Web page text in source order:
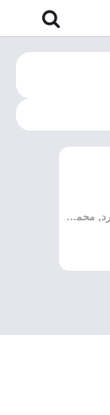
غناء : سعد لمجرد, محمد رضا